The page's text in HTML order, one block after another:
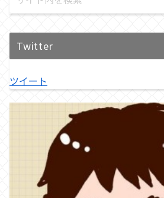
Twitter
ツイート